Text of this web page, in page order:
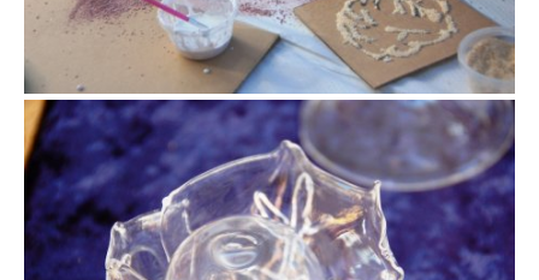
Fira de la col de la Roca del Vallès